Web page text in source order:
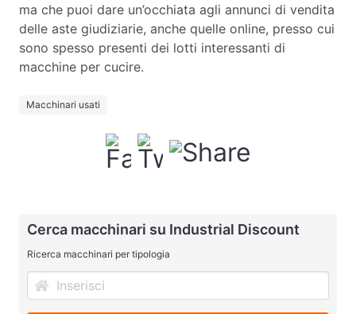
ma che puoi dare un’occhiata agli annunci di vendita
delle aste giudiziarie, anche quelle online, presso cui
sono spesso presenti dei lotti interessanti di
macchine per cucire.
Macchinari usati
Cerca macchinari su Industrial Discount
Ricerca macchinari per tipologia